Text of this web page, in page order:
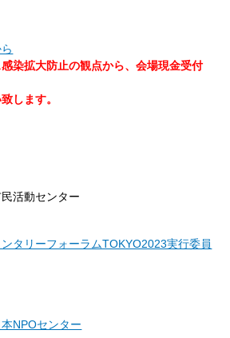
染拡大防止の観点から、会場現金受付
します。
活動センター
タリーフォーラムTOKYO2023実行委員
NPOセンター